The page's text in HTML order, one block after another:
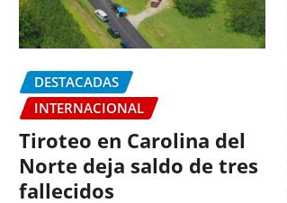
DESTACADAS
INTERNACIONAL
Tiroteo en Carolina del
Norte deja saldo de tres
fallecidos